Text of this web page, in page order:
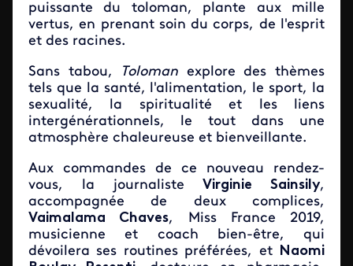
puissante du toloman, plante aux mille
vertus, en prenant soin du corps, de l'esprit
et des racines.
Sans tabou, Toloman explore des thèmes
tels que la santé, l'alimentation, le sport, la
sexualité, la spiritualité et les liens
intergénérationnels, le tout dans une
atmosphère chaleureuse et bienveillante.
Aux commandes de ce nouveau rendez-
vous, la journalisteVirginie Sainsily,
accompagnée de deux complices,
Vaimalama Chaves, Miss France 2019,
musicienne et coach bien-être, qui
dévoilera ses routines préférées, et Naomi